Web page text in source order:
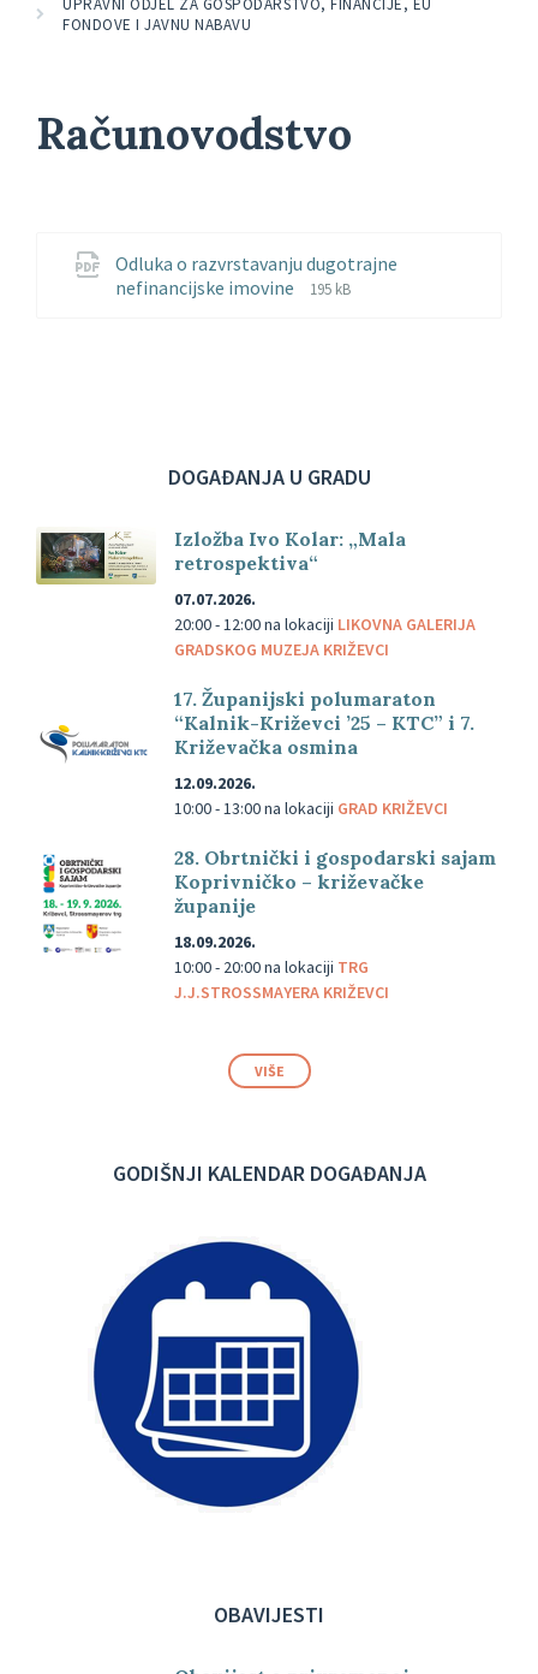
UPRAVNI ODJEL ZA GOSPODARSTVO, FINANCIJE, EU
FONDOVE I JAVNU NABAVU
Računovodstvo
Odluka o razvrstavanju dugotrajne
nefinancijske imovine
File
File
195 kB
DOGAĐANJA U GRADU
Izložba Ivo Kolar: „Mala
retrospektiva“
07.07.2026.
20:00 - 12:00na lokaciji LIKOVNA GALERIJA
GRADSKOG MUZEJA KRIŽEVCI
17. Županijski polumaraton
“Kalnik-Križevci ’25 – KTC” i 7.
Križevačka osmina
12.09.2026.
10:00 - 13:00na lokaciji GRAD KRIŽEVCI
28. Obrtnički i gospodarski sajam
Koprivničko – križevačke
županije
18.09.2026.
10:00 - 20:00na lokaciji TRG
J.J.STROSSMAYERA KRIŽEVCI
VIŠE
GODIŠNJI KALENDAR DOGAĐANJA
OBAVIJESTI